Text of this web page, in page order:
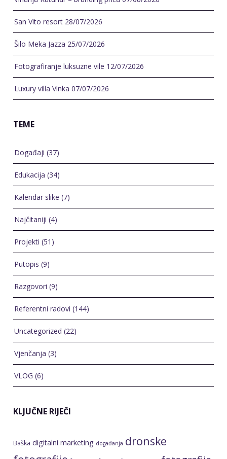
San Vito resort 28/07/2026
Šilo Meka Jazza 25/07/2026
Fotografiranje luksuzne vile 12/07/2026
Luxury villa Vinka 07/07/2026
TEME
Događaji (37)
Edukacija (34)
Kalendar slike (7)
Najčitaniji (4)
Projekti (51)
Putopis (9)
Razgovori (9)
Referentni radovi (144)
Uncategorized (22)
Vjenčanja (3)
VLOG (6)
KLJUČNE RIJEČI
Baška digitalni marketing događanja dronske